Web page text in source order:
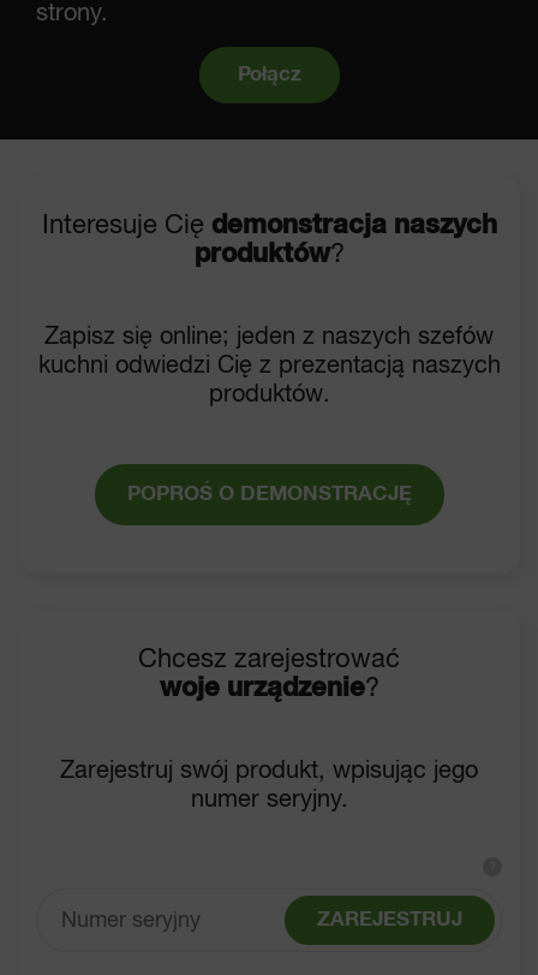
strony.
Połącz
Interesuje Cię demonstracja naszych
produktów?
Zapisz się online; jeden z naszych szefów
kuchni odwiedzi Cię z prezentacją naszych
produktów.
POPROŚ O DEMONSTRACJĘ
Chcesz zarejestrować
woje urządzenie?
Zarejestruj swój produkt, wpisując jego
numer seryjny.
ZAREJESTRUJ